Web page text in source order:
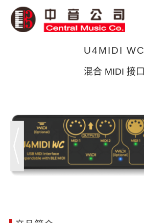
U4MIDI WC
混合 MIDI 接口